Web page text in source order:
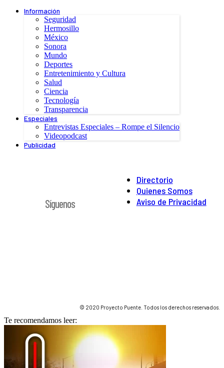
Información
Seguridad
Hermosillo
México
Sonora
Mundo
Deportes
Entretenimiento y Cultura
Salud
Ciencia
Tecnología
Transparencia
Especiales
Entrevistas Especiales – Rompe el Silencio
Videopodcast
Publicidad
Directorio
Quienes Somos
Aviso de Privacidad
Síguenos
© 2020 Proyecto Puente. Todos los derechos reservados.
Te recomendamos leer: